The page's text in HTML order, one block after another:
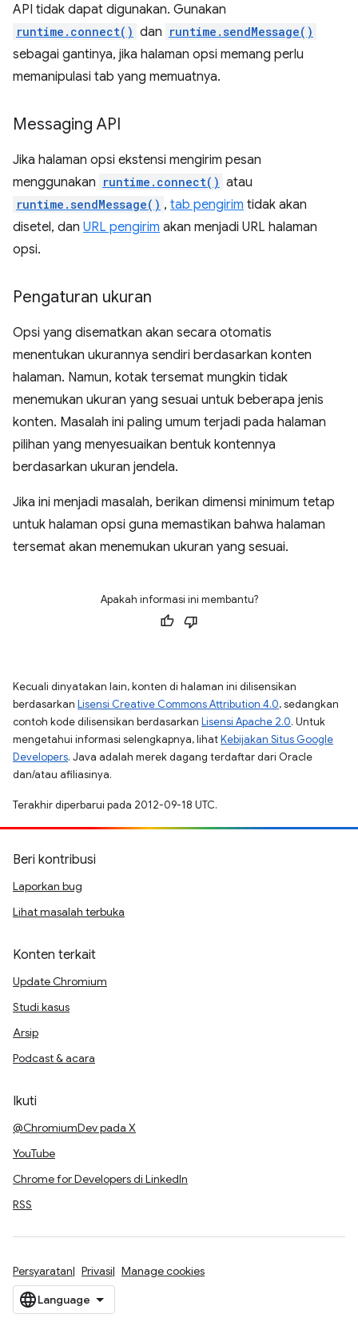
API tidak dapat digunakan. Gunakan
runtime.connect() dan runtime.sendMessage()
sebagai gantinya, jika halaman opsi memang perlu
memanipulasi tab yang memuatnya.
Messaging API
Jika halaman opsi ekstensi mengirim pesan
menggunakan runtime.connect() atau
runtime.sendMessage() , tab pengirim tidak akan
disetel, dan URL pengirim akan menjadi URL halaman
opsi.
Pengaturan ukuran
Opsi yang disematkan akan secara otomatis
menentukan ukurannya sendiri berdasarkan konten
halaman. Namun, kotak tersemat mungkin tidak
menemukan ukuran yang sesuai untuk beberapa jenis
konten. Masalah ini paling umum terjadi pada halaman
pilihan yang menyesuaikan bentuk kontennya
berdasarkan ukuran jendela.
Jika ini menjadi masalah, berikan dimensi minimum tetap
untuk halaman opsi guna memastikan bahwa halaman
tersemat akan menemukan ukuran yang sesuai.
Apakah informasi ini membantu?
Kecuali dinyatakan lain, konten di halaman ini dilisensikan
berdasarkan Lisensi Creative Commons Attribution 4.0, sedangkan
contoh kode dilisensikan berdasarkan Lisensi Apache 2.0. Untuk
mengetahui informasi selengkapnya, lihatKebijakan Situs Google
Developers. Java adalah merek dagang terdaftar dari Oracle
dan/atau afiliasinya.
Terakhir diperbarui pada 2012-09-18 UTC.
Beri kontribusi
Laporkan bug
Lihat masalah terbuka
Konten terkait
Update Chromium
Studi kasus
Arsip
Podcast & acara
Ikuti
@ChromiumDev pada X
YouTube
Chrome for Developers di LinkedIn
RSS
Persyaratan Privasi Manage cookies